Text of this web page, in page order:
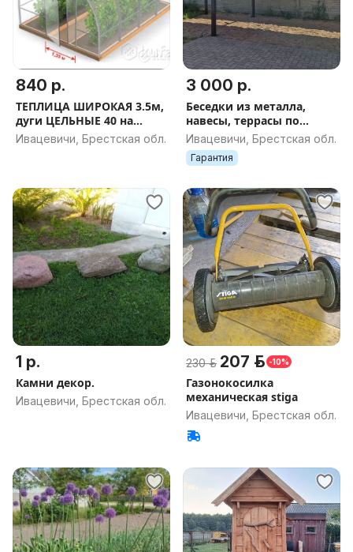
840 р.
ТЕПЛИЦА ШИРОКАЯ 3.5м,
дуги ЦЕЛЬНЫЕ 40 на
20,шаг 67.ДОСТАВКА ПО
Ивацевичи, Брестская обл.
3 000 р.
Беседки из металла,
навесы, террасы по
индивидуальным
размера в рассрочку,
кредит от 3%
Ивацевичи, Брестская обл.
Гарантия
1 р.
Камни декор.
Ивацевичи, Брестская обл.
230 р. 207 р. -10%
Газонокосилка
механическая stiga
Ивацевичи, Брестская обл.